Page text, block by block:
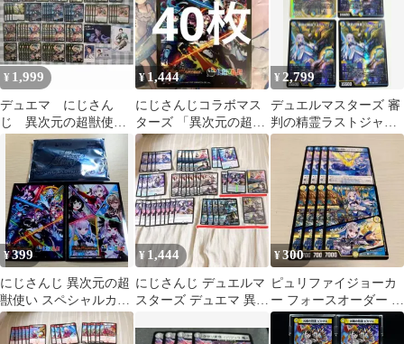
¥ 1,999
デュエマ にじさん
じ 異次元の超獣使
い 社築 まとめ売
り SitR横浜
¥1,444
にじさんじコラボマス
ターズ 「異次元の超獣
使い」 スリーブ 開封済
み 40枚 ①
¥ 2,799
デュエルマスターズ 審
判の精霊ラストジャッ
ジ シク SR リゼ
異次元の超獣使い
¥399
にじさんじ 異次元の超
獣使い スペシャルカー
ドスリーブ 20枚
¥ 1,444
にじさんじ デュエルマ
スターズ デュエマ 異次
¥300
ピュリファイジョーカ
ー フォースオーダー サ
イレンスチャージャー
各4枚